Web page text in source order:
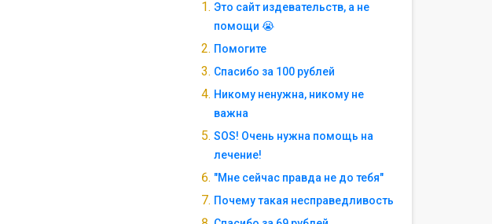
Это сайт издевательств, а не
помощи 😭
Помогите
Спасибо за 100 рублей
Никому ненужна, никому не
важна
SOS! Очень нужна помощь на
лечение!
"Мне сейчас правда не до тебя"
Почему такая несправедливость